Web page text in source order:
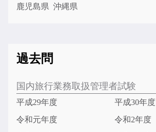
鹿児島県 沖縄県
過去問
国内旅行業務取扱管理者試験
平成29年度
平成30年度
令和元年度
令和2年度